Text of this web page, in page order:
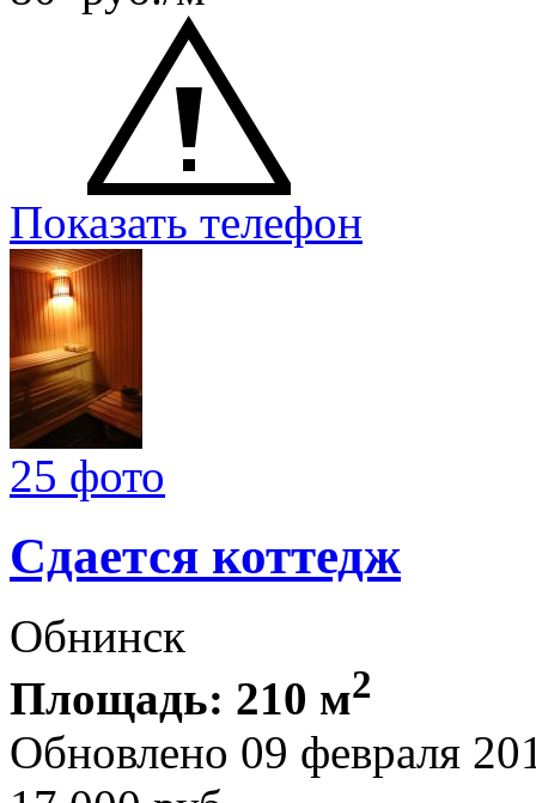
Показать телефон
25 фото
Сдается коттедж
Обнинск
Площадь: 210 м2
Обновлено 09 февраля